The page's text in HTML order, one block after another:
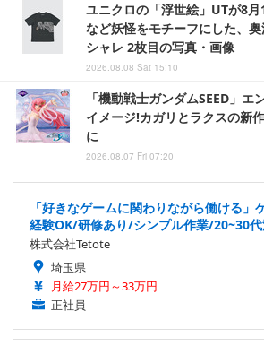
ユニクロの「浮世絵」UTが8
など妖怪をモチーフにした、
シャレ 2枚目の写真・画像
2026.08.08 Sat 15:10
「機動戦士ガンダムSEED」
イメージ!カガリとラクスの新
に
2026.08.07 Fri 07:20
「好きなゲームに関わりながら働ける」
経験OK/研修あり/シンプル作業/20~30
株式会社Tetote
埼玉県
月給27万円～33万円
正社員